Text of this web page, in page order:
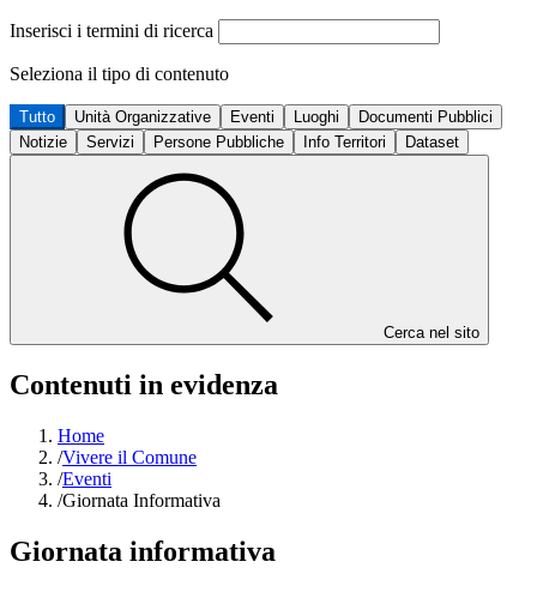
Inserisci i termini di ricerca
Seleziona il tipo di contenuto
Tutto Unità Organizzative Eventi Luoghi
Documenti Pubblici
Notizie
Servizi Persone Pubbliche Info Territori Dataset
Cerca nel sito
Contenuti in evidenza
Home
/Vivere il Comune
/Eventi
/Giornata Informativa
Giornata informativa